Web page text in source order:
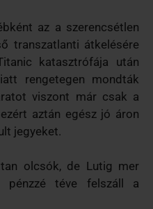
az a szerencsétlen
transzatlanti átkelésére
katasztrófája után
rengetegen mondták
viszont már csak a
aztán egész jó áron
jegyeket.
olcsók, de Lutig mer
pénzzé téve felszáll a